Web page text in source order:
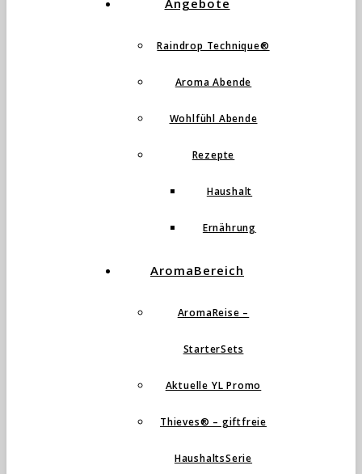
Angebote
Raindrop Technique®
Aroma Abende
Wohlfühl Abende
Rezepte
Haushalt
Ernährung
AromaBereich
AromaReise –
StarterSets
Aktuelle YL Promo
Thieves® – giftfreie
HaushaltsSerie